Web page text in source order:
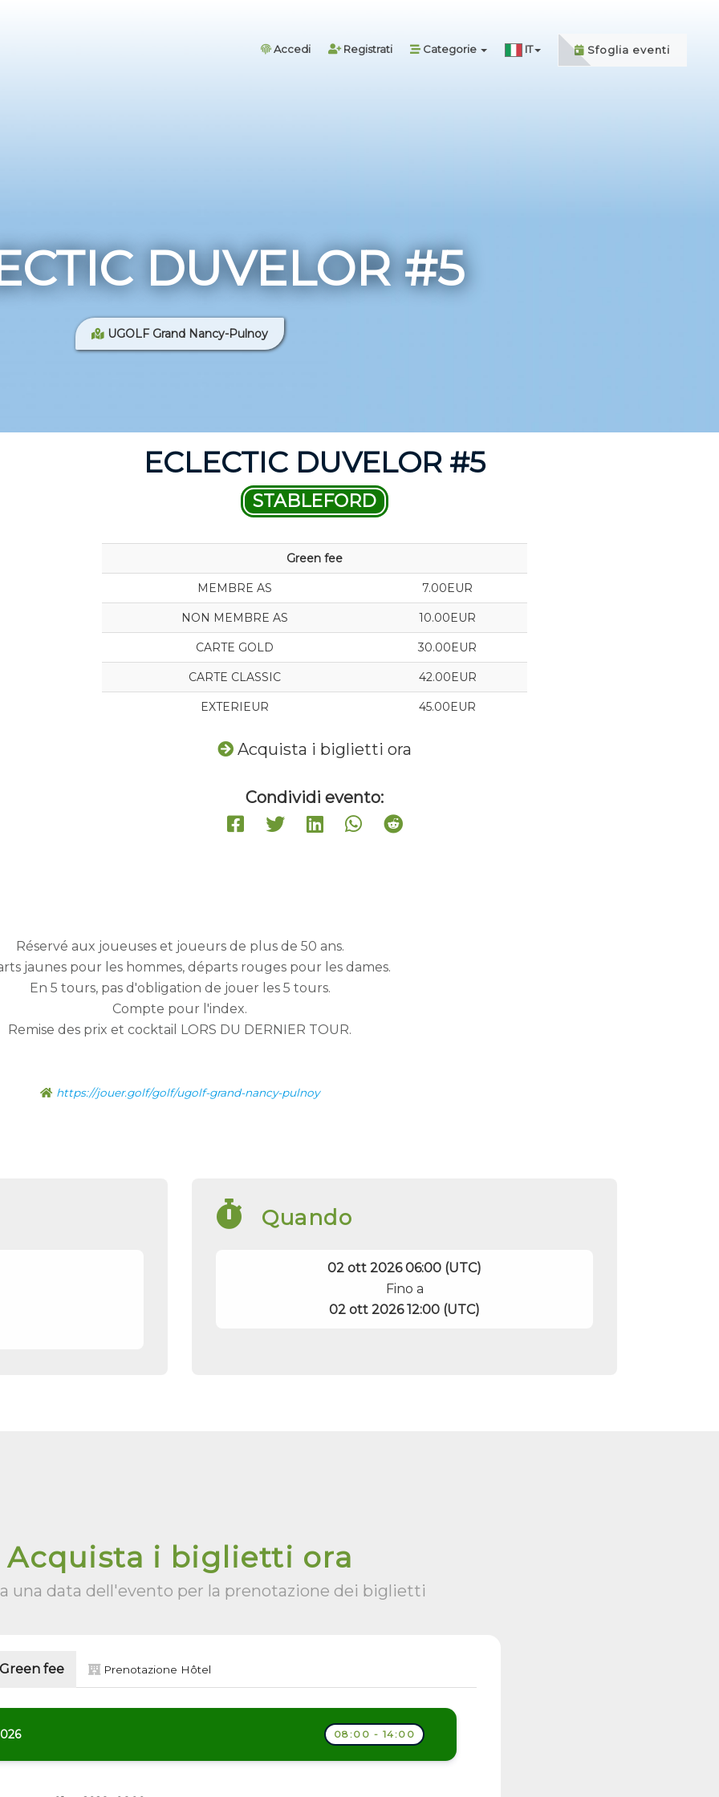
Accedi Registrati Categorie IT Sfoglia eventi
DUVELOR #5
UGOLF Grand Nancy-Pulnoy
ECLECTIC DUVELOR #5
STABLEFORD
Green fee
MEMBRE AS 7.00EUR
NON MEMBRE AS 10.00EUR
CARTE GOLD 30.00EUR
CARTE CLASSIC 42.00EUR
EXTERIEUR 45.00EUR
Acquista i biglietti ora
Condividi evento:
Réservé aux joueuses et joueurs de plus de 50 ans.
jaunes pour les hommes, départs rouges pour les dames.
En 5 tours, pas d'obligation de jouer les 5 tours.
Compte pour l'index.
Remise des prix et cocktail LORS DU DERNIER TOUR.
https://jouer.golf/golf/ugolf-grand-nancy-pulnoy
Quando
02 ott 2026 06:00 (UTC)
Fino a
02 ott 2026 12:00 (UTC)
Acquista i biglietti ora
una data dell'evento per la prenotazione dei biglietti
fee Prenotazione Hôtel
08:00 - 14:00